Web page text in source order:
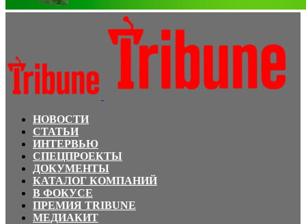
НОВОСТИ
СТАТЬИ
ИНТЕРВЬЮ
СПЕЦПРОЕКТЫ
ДОКУМЕНТЫ
КАТАЛОГ КОМПАНИЙ
В ФОКУСЕ
ПРЕМИЯ TRIBUNE
МЕДИАКИТ